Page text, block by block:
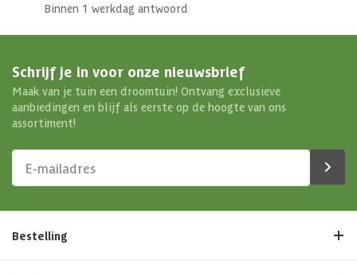
Binnen 1 werkdag antwoord
Schrijf je in voor onze nieuwsbrief
Maak van je tuin een droomtuin! Ontvang exclusieve
aanbiedingen en blijf als eerste op de hoogte van ons
assortiment!
Bestelling